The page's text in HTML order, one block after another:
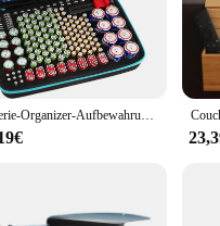
accessible. Designed with
spaces, such as apartments
ensures that your
choice for environmentally
routine. The bag's design is
Batterie-Organizer-Aufbewahrungsbox mit Tester-Checker, Tasche für 220+ Batterien, passend für AA AAA AAAA 9V C D Lithium 3V LR44